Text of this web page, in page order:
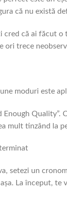
că nu există
cred că ai făcut
ori trece
moduri este
Enough Quality”.
mult tinzând la
setezi un
La început, te